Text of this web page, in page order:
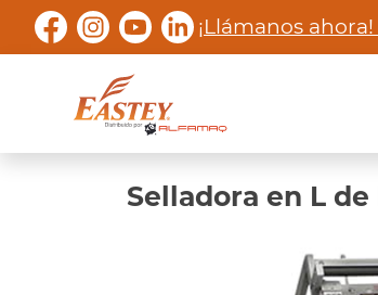
¡Llámanos
Selladora en L